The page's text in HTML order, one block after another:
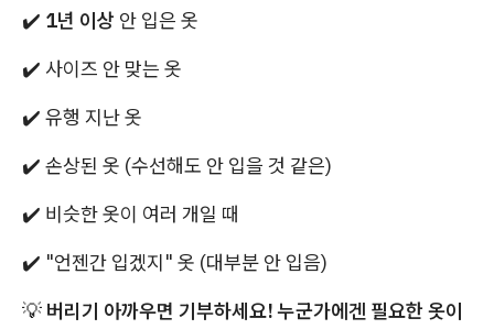
✔️ 1년 이상 안 입은 옷
✔️ 사이즈 안 맞는 옷
✔️ 유행 지난 옷
✔️ 손상된 옷 (수선해도 안 입을 것 같은)
✔️ 비슷한 옷이 여러 개일 때
✔️ "언젠간 입겠지" 옷 (대부분 안 입음)
💡 버리기 아까우면 기부하세요! 누군가에겐 필요한 옷이